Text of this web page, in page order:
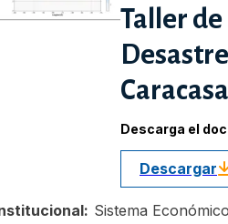
Taller
Descarga el
Descargar
Sistema